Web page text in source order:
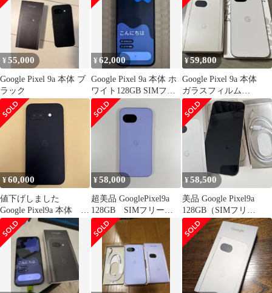
¥55,000
Google Pixel 9a 本体 ブ
ラック
¥62,000
Google Pixel 9a 本体 ホ
ワイト128GB SIMフリ
ー
¥59,800
Google Pixel 9a 本体
ガラスフィルム
+MagSafeケース付き
¥60,000
値下げしました
Google Pixel9a 本体 オ
ブシディアン
¥58,000
超美品 GooglePixel9a
128GB SIMフリー
箱付き
¥58,500
美品 Google Pixel9a
128GB（SIMフリ
ー） 100%